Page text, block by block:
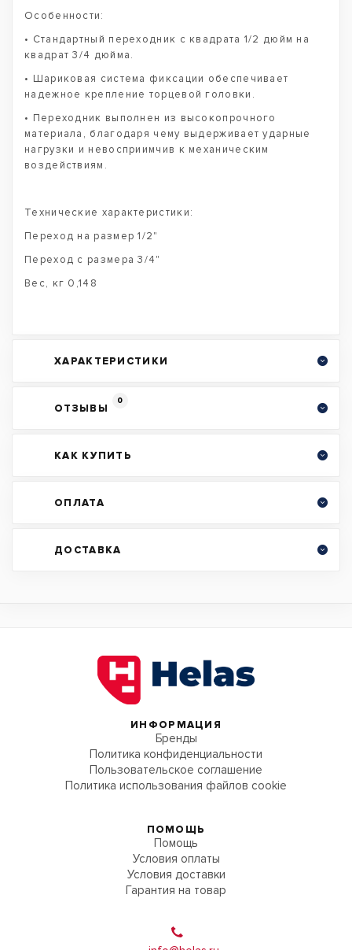
Особенности:
• Стандартный переходник с квадрата 1/2 дюйм на
квадрат 3/4 дюйма.
• Шариковая система фиксации обеспечивает
надежное крепление торцевой головки.
• Переходник выполнен из высокопрочного
материала, благодаря чему выдерживает ударные
нагрузки и невосприимчив к механическим
воздействиям.
Технические характеристики:
Переход на размер 1/2"
Переход с размера 3/4"
Вес, кг 0,148
ХАРАКТЕРИСТИКИ
ОТЗЫВЫ
0
КАК КУПИТЬ
ОПЛАТА
ДОСТАВКА
ИНФОРМАЦИЯ
Бренды
Политика конфиденциальности
Пользовательское соглашение
Политика использования файлов cookie
ПОМОЩЬ
Помощь
Условия оплаты
Условия доставки
Гарантия на товар